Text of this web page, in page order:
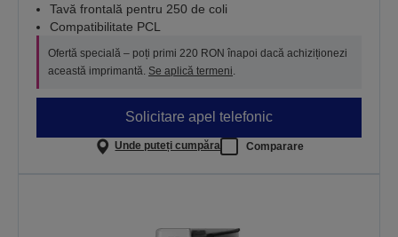
Tavă frontală pentru 250 de coli
Compatibilitate PCL
Ofertă specială – poți primi 220 RON înapoi dacă achiziționezi
această imprimantă. Se aplică termeni.
Solicitare apel telefonic
Unde puteți cumpăra Comparare